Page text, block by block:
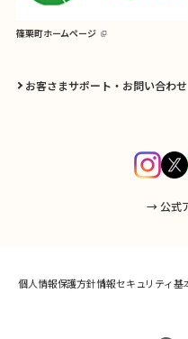
お客さまサポート・お問い合わせ
→ 公式
篠栗町ホームページ
個人情報保護方針情報セキュリティ基